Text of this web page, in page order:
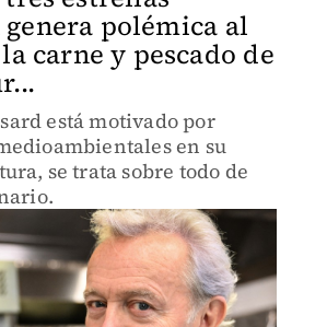
polémica al
carne y pescado de
está motivado por
en su
se trata sobre todo de